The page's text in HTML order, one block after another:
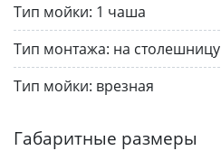
Тип мойки: 1 чаша
Тип монтажа: на столешницу
Тип мойки: врезная
Габаритные размеры